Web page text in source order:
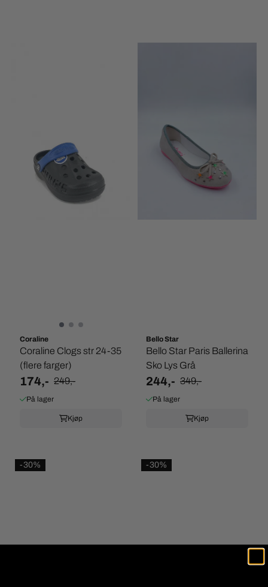
Coraline
Coraline Clogs str 24-35
(flere farger)
174,- 249,-
På lager
Kjøp
Bello Star
Bello Star Paris Ballerina
Sko Lys Grå
244,- 349,-
På lager
Kjøp
-30% -30%